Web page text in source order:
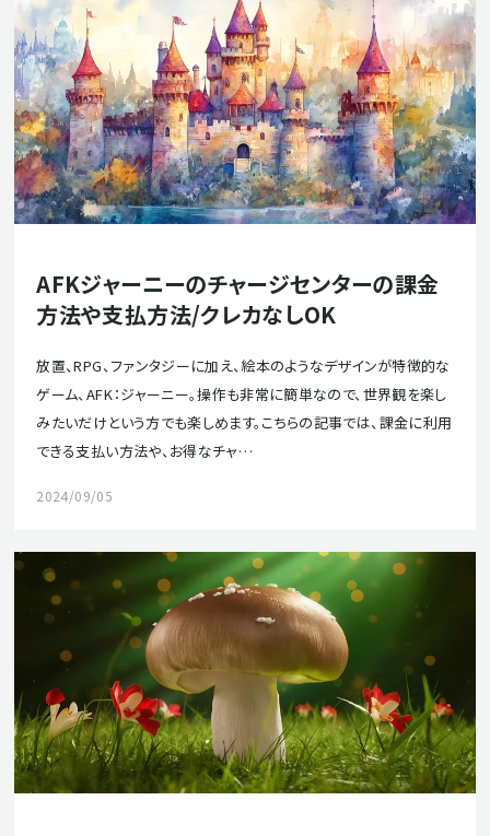
AFKジャーニーのチャージセンターの課金
方法や支払方法/クレカなしOK
放置、RPG、ファンタジーに加え、絵本のようなデザインが特徴的な
ゲーム、AFK：ジャーニー。操作も非常に簡単なので、世界観を楽し
みたいだけという方でも楽しめます。こちらの記事では、課金に利用
できる支払い方法や、お得なチャ…
2024/09/05